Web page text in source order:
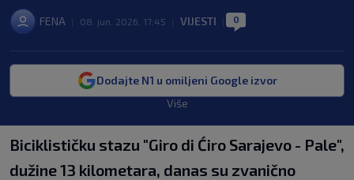
FENA 08. jun. 2026. 17:45 VIJESTI 0
Dodajte N1 u omiljeni Google izvor
Više
Biciklističku stazu "Giro di Ćiro Sarajevo - Pale",
dužine 13 kilometara, danas su zvanično